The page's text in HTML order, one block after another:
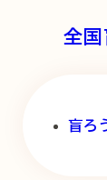
全国
盲ろ